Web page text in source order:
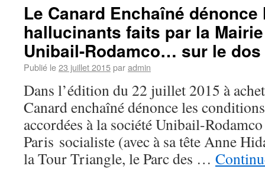
Le Canard Enchaîné
hallucinants faits par la
Unibail-Rodamco… sur le
Publié le23 juillet 2015paradmin
Dans l’édition du 22 juillet 2015 à
Canard enchaîné dénonce les
accordées à la société Unibail-
Paris socialiste (avec à sa tête Anne
la Tour Triangle, le Parc des …